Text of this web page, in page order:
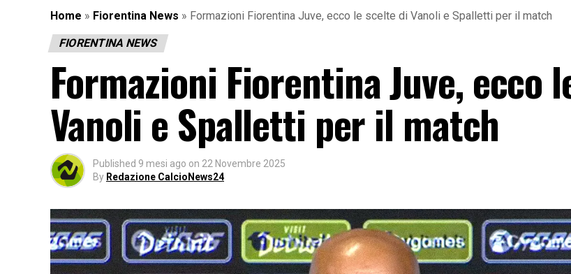
Home » Fiorentina News » Formazioni Fiorentina Juve, ecco le scelte di Vanoli e Spalletti per il match
FIORENTINA NEWS
Formazioni Fiorentina Juve, ecco
Vanoli e Spalletti per il match
Published 9 mesi ago on 22 Novembre 2025
By Redazione CalcioNews24